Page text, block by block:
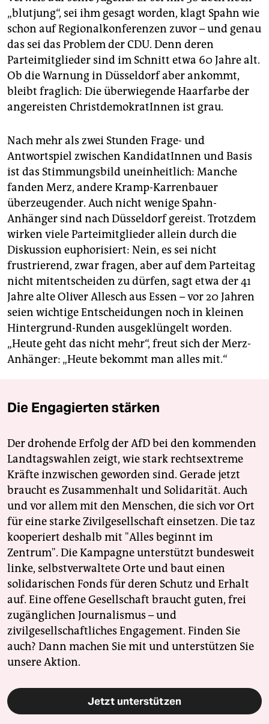
„blutjung“, sei ihm gesagt worden, klagt Spahn wie
schon auf Regionalkonferenzen zuvor – und genau
das sei das Problem der CDU. Denn deren
Parteimitglieder sind im Schnitt etwa 60 Jahre alt.
Ob die Warnung in Düsseldorf aber ankommt,
bleibt fraglich: Die überwiegende Haarfarbe der
angereisten ChristdemokratInnen ist grau.
Nach mehr als zwei Stunden Frage- und
Antwortspiel zwischen KandidatInnen und Basis
ist das Stimmungsbild uneinheitlich: Manche
fanden Merz, andere Kramp-Karrenbauer
überzeugender. Auch nicht wenige Spahn-
Anhänger sind nach Düsseldorf gereist. Trotzdem
wirken viele Parteimitglieder allein durch die
Diskussion euphorisiert: Nein, es sei nicht
frustrierend, zwar fragen, aber auf dem Parteitag
nicht mitentscheiden zu dürfen, sagt etwa der 41
Jahre alte Oliver Allesch aus Essen – vor 20 Jahren
seien wichtige Entscheidungen noch in kleinen
Hintergrund-Runden ausgeklüngelt worden.
„Heute geht das nicht mehr“, freut sich der Merz-
Anhänger: „Heute bekommt man alles mit.“
Die Engagierten stärken
Der drohende Erfolg der AfD bei den kommenden
Landtagswahlen zeigt, wie stark rechtsextreme
Kräfte inzwischen geworden sind. Gerade jetzt
braucht es Zusammenhalt und Solidarität. Auch
und vor allem mit den Menschen, die sich vor Ort
für eine starke Zivilgesellschaft einsetzen. Die taz
kooperiert deshalb mit "Alles beginnt im
Zentrum". Die Kampagne unterstützt bundesweit
linke, selbstverwaltete Orte und baut einen
solidarischen Fonds für deren Schutz und Erhalt
auf. Eine offene Gesellschaft braucht guten, frei
zugänglichen Journalismus – und
zivilgesellschaftliches Engagement. Finden Sie
auch? Dann machen Sie mit und unterstützen Sie
unsere Aktion.
Jetzt unterstützen